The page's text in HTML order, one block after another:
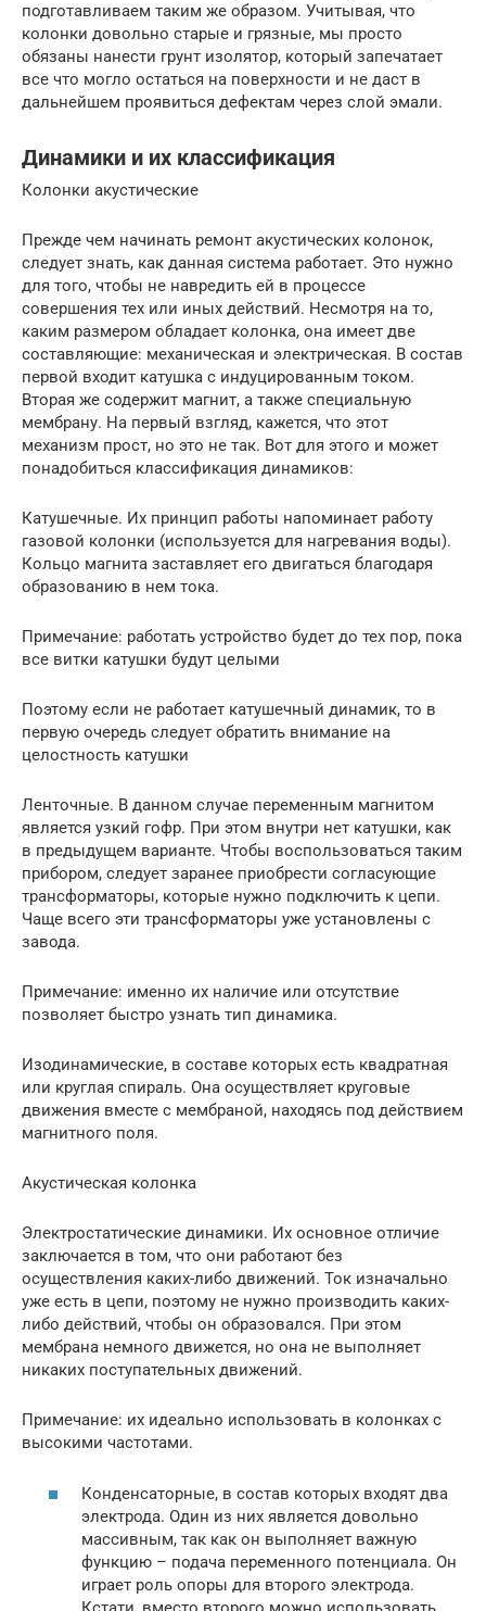
подготавливаем таким же образом. Учитывая, что
колонки довольно старые и грязные, мы просто
обязаны нанести грунт изолятор, который запечатает
все что могло остаться на поверхности и не даст в
дальнейшем проявиться дефектам через слой эмали.
Динамики и их классификация
Колонки акустические
Прежде чем начинать ремонт акустических колонок,
следует знать, как данная система работает. Это нужно
для того, чтобы не навредить ей в процессе
совершения тех или иных действий. Несмотря на то,
каким размером обладает колонка, она имеет две
составляющие: механическая и электрическая. В состав
первой входит катушка с индуцированным током.
Вторая же содержит магнит, а также специальную
мембрану. На первый взгляд, кажется, что этот
механизм прост, но это не так. Вот для этого и может
понадобиться классификация динамиков:
Катушечные. Их принцип работы напоминает работу
газовой колонки (используется для нагревания воды).
Кольцо магнита заставляет его двигаться благодаря
образованию в нем тока.
Примечание: работать устройство будет до тех пор, пока
все витки катушки будут целыми
Поэтому если не работает катушечный динамик, то в
первую очередь следует обратить внимание на
целостность катушки
Ленточные. В данном случае переменным магнитом
является узкий гофр. При этом внутри нет катушки, как
в предыдущем варианте. Чтобы воспользоваться таким
прибором, следует заранее приобрести согласующие
трансформаторы, которые нужно подключить к цепи.
Чаще всего эти трансформаторы уже установлены с
завода.
Примечание: именно их наличие или отсутствие
позволяет быстро узнать тип динамика.
Изодинамические, в составе которых есть квадратная
или круглая спираль. Она осуществляет круговые
движения вместе с мембраной, находясь под действием
магнитного поля.
Акустическая колонка
Электростатические динамики. Их основное отличие
заключается в том, что они работают без
осуществления каких-либо движений. Ток изначально
уже есть в цепи, поэтому не нужно производить каких-
либо действий, чтобы он образовался. При этом
мембрана немного движется, но она не выполняет
никаких поступательных движений.
Примечание: их идеально использовать в колонках с
высокими частотами.
Конденсаторные, в состав которых входят два
электрода. Один из них является довольно
массивным, так как он выполняет важную
функцию – подача переменного потенциала. Он
играет роль опоры для второго электрода.